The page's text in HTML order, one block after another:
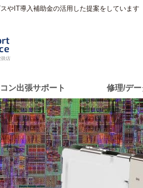
やIT導入補助金の活用した提案をしています
ン出張サポート 修理/デー